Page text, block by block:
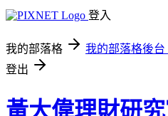
登入
我的部落格 我的部落格後台
登出
黃大偉理財研